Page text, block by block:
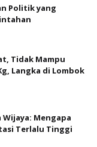
Politik yang
Tidak Mampu
Langka di Lombok
Wijaya: Mengapa
Terlalu Tinggi